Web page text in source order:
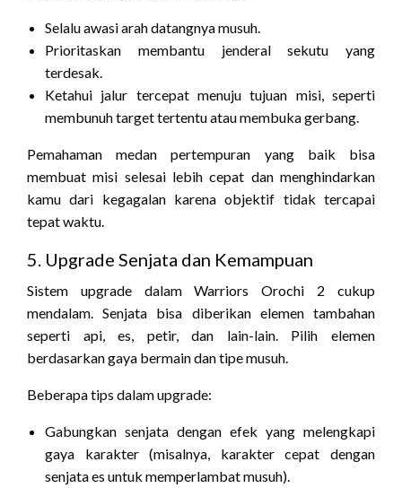
Selalu awasi arah datangnya musuh.
Prioritaskan membantu jenderal sekutu yang
terdesak.
Ketahui jalur tercepat menuju tujuan misi, seperti
membunuh target tertentu atau membuka gerbang.
Pemahaman medan pertempuran yang baik bisa
membuat misi selesai lebih cepat dan menghindarkan
kamu dari kegagalan karena objektif tidak tercapai
tepat waktu.
5. Upgrade Senjata dan Kemampuan
Sistem upgrade dalam Warriors Orochi 2 cukup
mendalam. Senjata bisa diberikan elemen tambahan
seperti api, es, petir, dan lain-lain. Pilih elemen
berdasarkan gaya bermain dan tipe musuh.
Beberapa tips dalam upgrade:
Gabungkan senjata dengan efek yang melengkapi
gaya karakter (misalnya, karakter cepat dengan
senjata es untuk memperlambat musuh).